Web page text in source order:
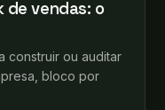
de vendas: o
construir ou auditar
bloco por